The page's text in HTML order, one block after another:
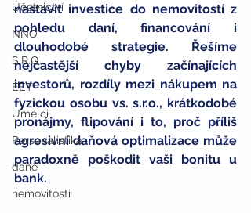
Účetnictví
NNO
S.R.O.
EET
Umělci
Personalistika
daně
nemovitosti
nastavit investice do nemovitostí z
pohledu daní, financování i
dlouhodobé strategie. Řešíme
nejčastější chyby začínajících
investorů, rozdíly mezi nákupem na
fyzickou osobu vs. s.r.o., krátkodobé
pronájmy, flipování i to, proč příliš
agresivní daňová optimalizace může
paradoxně poškodit vaši bonitu u
bank.